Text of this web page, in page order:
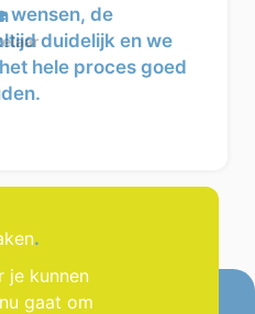
wensen, de
duidelijk en we
hele proces goed
en konden
vragen.
.
je kunnen
gaat om